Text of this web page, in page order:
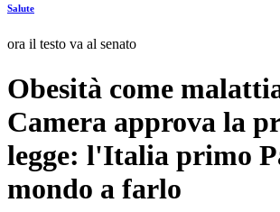
Salute
ora il testo va al senato
Obesità come
Camera approva la
legge: l'Italia primo
mondo a farlo